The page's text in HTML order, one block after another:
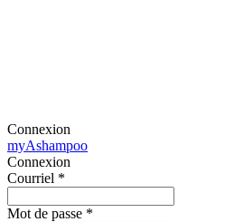
Connexion
myAshampoo
Connexion
Courriel *
Mot de passe *